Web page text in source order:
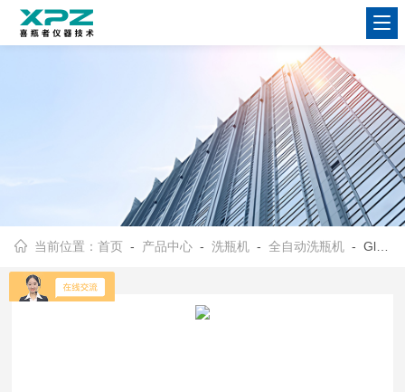
当前位置：首页 - 产品中心 -洗瓶机 -全自动洗瓶机 - Glory-2/F2喜瓶者 制药专用清洗机